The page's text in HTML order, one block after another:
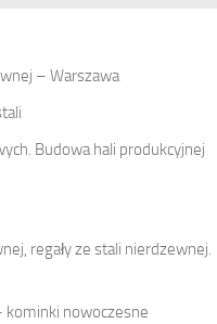
– Warszawa
Budowa hali produkcyjnej
regały ze stali nierdzewnej.
kominki nowoczesne